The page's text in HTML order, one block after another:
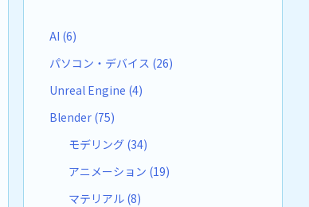
AI (6)
パソコン・デバイス (26)
Unreal Engine (4)
Blender (75)
モデリング (34)
アニメーション (19)
マテリアル (8)